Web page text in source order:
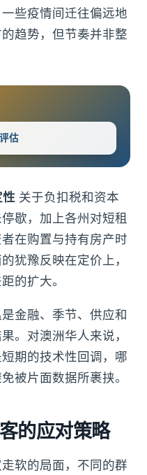
些疫情间迁往偏远地
趋势，但节奏并非整
估
关于负扣税和资本
歇，加上各州对短租
在购置与持有房产时
犹豫反映在定价上，
的扩大。
金融、季节、供应和
。对澳洲华人来说，
期的技术性回调，哪
被片面数据所裹挟。
的应对策略
软的局面，不同的群